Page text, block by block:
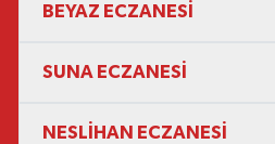
BEYAZ ECZANESİ
SUNA ECZANESİ
NESLİHAN ECZANESİ